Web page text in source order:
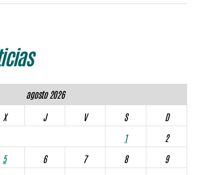
agosto 2026
X
J V S
D
1
2
5
6 7 8
9